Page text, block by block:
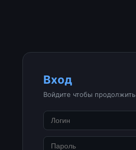
Вход
Войдите чтобы продолжить